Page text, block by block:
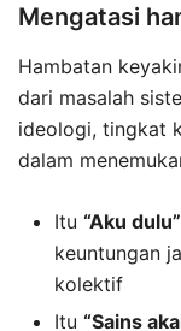
Mengatasi
Hambatan
dari masalah
ideologi, tingkat
dalam
Itu “Aku dulu”
keuntungan
kolektif
Itu “Sains